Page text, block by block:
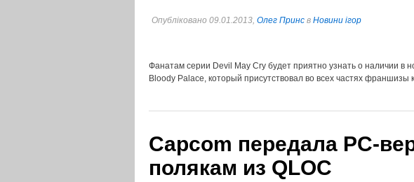
Опубліковано 09.01.2013, Олег Принс в Новини ігор
Фанатам серии Devil May Cry будет приятно узнать о наличии в
Bloody Palace, который присутствовал во всех частях франшизы
Capcom передала PC-
полякам из QLOC